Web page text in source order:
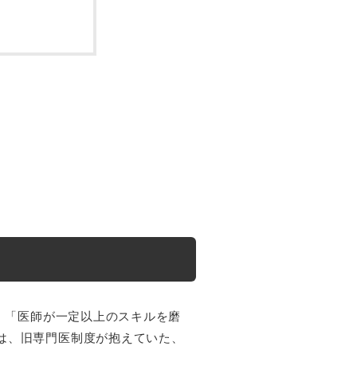
医師が一定以上のスキルを磨
旧専門医制度が抱えていた、